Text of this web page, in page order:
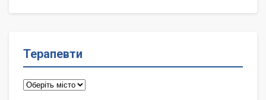
Терапевти
Терапевти